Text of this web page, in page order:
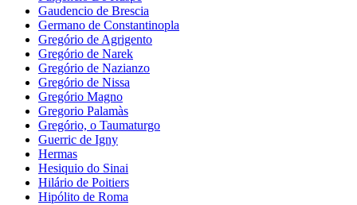
Gaudencio de Brescia
Germano de Constantinopla
Gregório de Agrigento
Gregório de Narek
Gregório de Nazianzo
Gregório de Nissa
Gregório Magno
Gregorio Palamàs
Gregório, o Taumaturgo
Guerric de Igny
Hermas
Hesiquio do Sinai
Hilário de Poitiers
Hipólito de Roma